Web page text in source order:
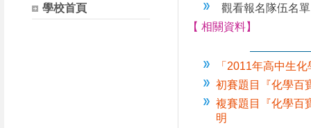
學校首頁
觀看報名隊伍名單
【 相關資料】
「2011年高中生
初賽題目『化學百
複賽題目『化學百
明